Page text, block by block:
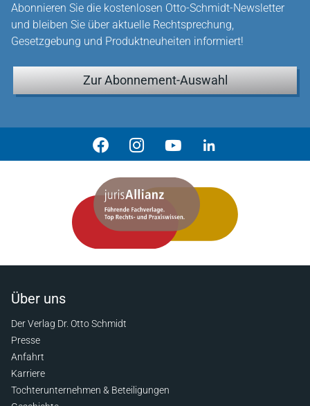
Abonnieren Sie die kostenlosen Otto-Schmidt-Newsletter
und bleiben Sie über aktuelle Rechtsprechung,
Gesetzgebung und Produktneuheiten informiert!
Zur Abonnement-Auswahl
Über uns
Der Verlag Dr. Otto Schmidt
Presse
Anfahrt
Karriere
Tochterunternehmen & Beteiligungen